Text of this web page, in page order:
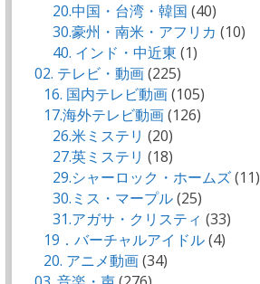
20.中国・台湾・韓国 (40)
30.豪州・南米・アフリカ (10)
40. インド・中近東 (1)
02. テレビ・動画(225)
16. 国内テレビ動画(105)
17.海外テレビ動画(126)
26.米ミステリ (20)
27.英ミステリ (18)
29.シャーロック・ホームズ(11)
30.ミス・マープル(25)
31.アガサ・クリスティ (33)
19．バーチャルアイドル(4)
20. アニメ動画(34)